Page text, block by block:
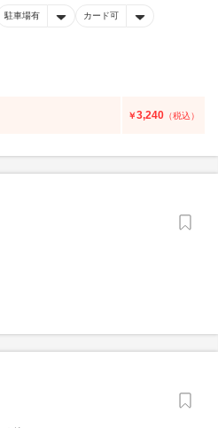
駐車場有 カード可
￥3,240 （税込）